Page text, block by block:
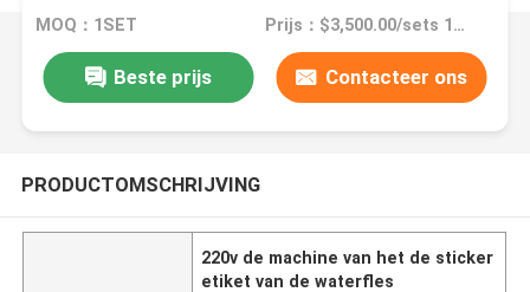
MOQ：1SET Prijs：$3,500.00/sets 1-2 sets
Beste prijs Contacteer ons
PRODUCTOMSCHRIJVING
220v de machine van het de sticker
etiket van de waterfles